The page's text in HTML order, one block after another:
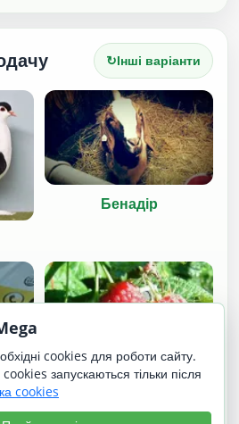
↻Інші варіанти
Бенадір
cookies для роботи сайту.
запускаються тільки після
cookies